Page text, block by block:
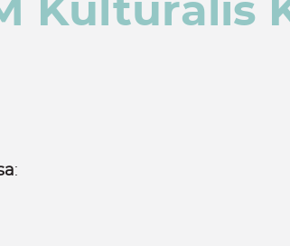
Kulturális
: